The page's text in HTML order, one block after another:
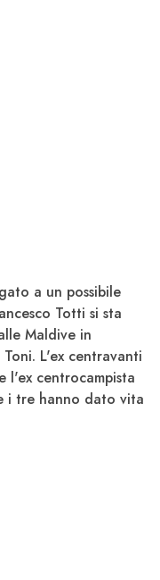
a un possibile
Totti si sta
Maldive in
Toni. L'ex centravanti
l'ex centrocampista
i tre hanno dato vita